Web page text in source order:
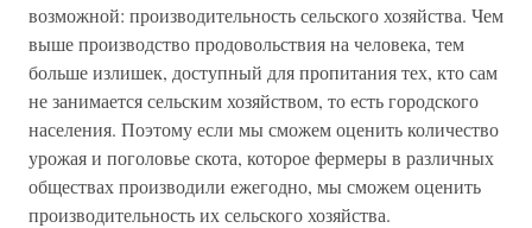
возможной: производительность сельского хозяйства. Чем
выше производство продовольствия на человека, тем
больше излишек, доступный для пропитания тех, кто сам
не занимается сельским хозяйством, то есть городского
населения. Поэтому если мы сможем оценить количество
урожая и поголовье скота, которое фермеры в различных
обществах производили ежегодно, мы сможем оценить
производительность их сельского хозяйства.